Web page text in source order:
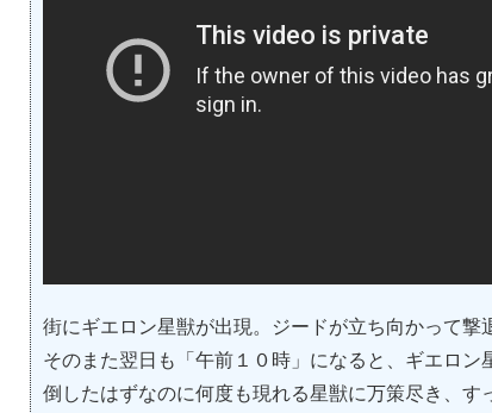
街にギエロン星獣が出現。ジードが立ち向かって撃
そのまた翌日も「午前１０時」になると、ギエロン
倒したはずなのに何度も現れる星獣に万策尽き、す